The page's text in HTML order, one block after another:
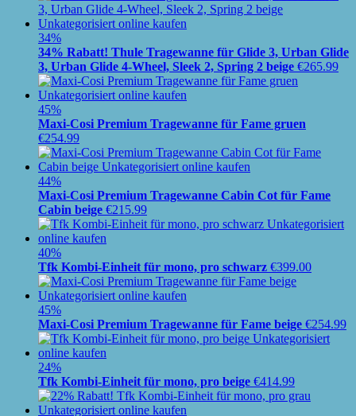
34%
34% Rabatt! Thule Tragewanne für Glide 3, Urban Glide
3, Urban Glide 4-Wheel, Sleek 2, Spring 2 beige €265.99
45%
Maxi-Cosi Premium Tragewanne für Fame gruen
€254.99
44%
Maxi-Cosi Premium Tragewanne Cabin Cot für Fame
Cabin beige €215.99
40%
Tfk Kombi-Einheit für mono, pro schwarz €399.00
45%
Maxi-Cosi Premium Tragewanne für Fame beige €254.99
24%
Tfk Kombi-Einheit für mono, pro beige €414.99